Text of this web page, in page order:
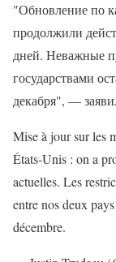
"Обновление по
продолжили
дней. Неважные
государствами
декабря", —
Mise à jour sur les
États-Unis : on a
actuelles. Les
entre nos deux
décembre.